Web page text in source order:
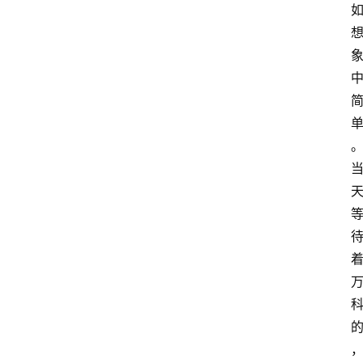
如
想
象
中
简
单
。
当
天
等
待
着
万
科
的
，